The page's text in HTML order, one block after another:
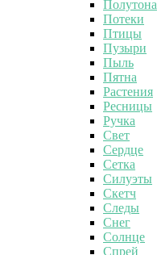
Полутона
Потеки
Птицы
Пузыри
Пыль
Пятна
Растения
Ресницы
Ручка
Свет
Сердце
Сетка
Силуэты
Скетч
Следы
Снег
Солнце
Спрей